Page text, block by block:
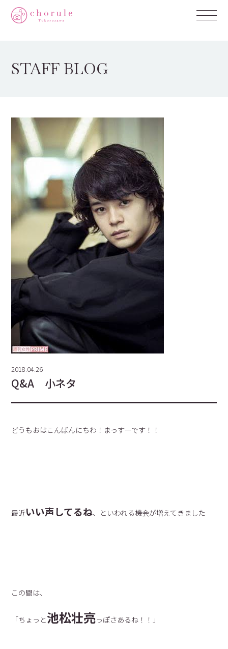
STAFF BLOG
2018.04.26
Q&A 小ネタ
どうもおはこんばんにちわ！まっすーです！！
最近いい声してるね、といわれる機会が増えてきました
この間は、
「ちょっと池松壮亮っぽさあるね！！」